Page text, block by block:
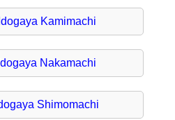
Kamimachi
Nakamachi
Shimomachi